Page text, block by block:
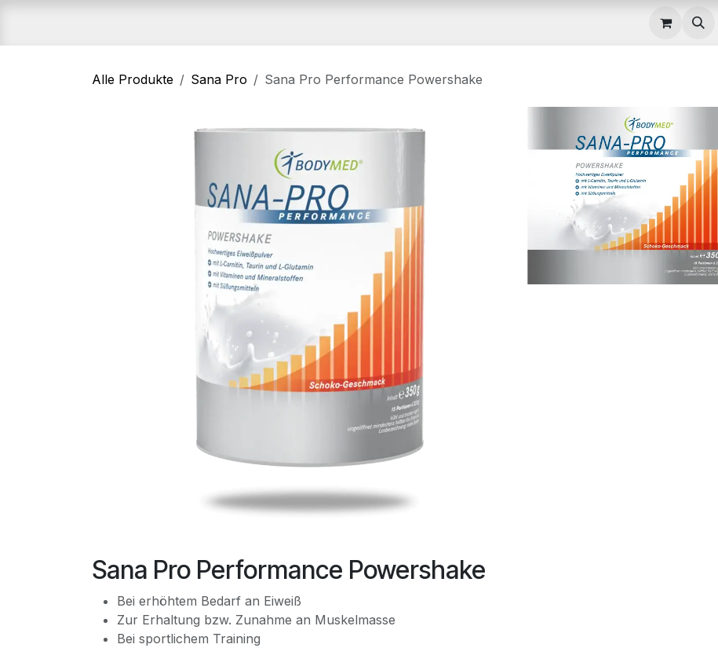
Alle Produkte Sana Pro Sana Pro Performance Powershake
Sana Pro Performance Powershake
Bei erhöhtem Bedarf an Eiweiß
Zur Erhaltung bzw. Zunahme an Muskelmasse
Bei sportlichem Training